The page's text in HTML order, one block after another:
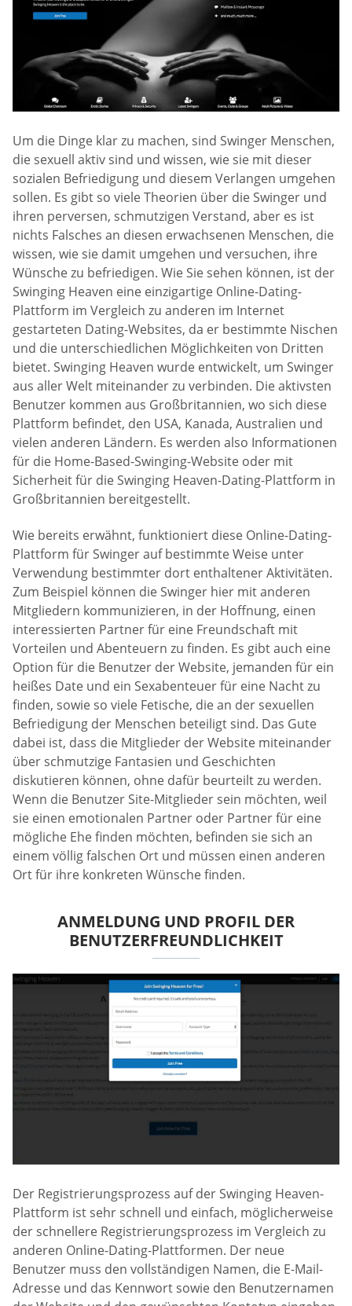
Um die Dinge klar zu machen, sind Swinger Menschen,
die sexuell aktiv sind und wissen, wie sie mit dieser
sozialen Befriedigung und diesem Verlangen umgehen
sollen. Es gibt so viele Theorien über die Swinger und
ihren perversen, schmutzigen Verstand, aber es ist
nichts Falsches an diesen erwachsenen Menschen, die
wissen, wie sie damit umgehen und versuchen, ihre
Wünsche zu befriedigen. Wie Sie sehen können, ist der
Swinging Heaven eine einzigartige Online-Dating-
Plattform im Vergleich zu anderen im Internet
gestarteten Dating-Websites, da er bestimmte Nischen
und die unterschiedlichen Möglichkeiten von Dritten
bietet. Swinging Heaven wurde entwickelt, um Swinger
aus aller Welt miteinander zu verbinden. Die aktivsten
Benutzer kommen aus Großbritannien, wo sich diese
Plattform befindet, den USA, Kanada, Australien und
vielen anderen Ländern. Es werden also Informationen
für die Home-Based-Swinging-Website oder mit
Sicherheit für die Swinging Heaven-Dating-Plattform in
Großbritannien bereitgestellt.
Wie bereits erwähnt, funktioniert diese Online-Dating-
Plattform für Swinger auf bestimmte Weise unter
Verwendung bestimmter dort enthaltener Aktivitäten.
Zum Beispiel können die Swinger hier mit anderen
Mitgliedern kommunizieren, in der Hoffnung, einen
interessierten Partner für eine Freundschaft mit
Vorteilen und Abenteuern zu finden. Es gibt auch eine
Option für die Benutzer der Website, jemanden für ein
heißes Date und ein Sexabenteuer für eine Nacht zu
finden, sowie so viele Fetische, die an der sexuellen
Befriedigung der Menschen beteiligt sind. Das Gute
dabei ist, dass die Mitglieder der Website miteinander
über schmutzige Fantasien und Geschichten
diskutieren können, ohne dafür beurteilt zu werden.
Wenn die Benutzer Site-Mitglieder sein möchten, weil
sie einen emotionalen Partner oder Partner für eine
mögliche Ehe finden möchten, befinden sie sich an
einem völlig falschen Ort und müssen einen anderen
Ort für ihre konkreten Wünsche finden.
ANMELDUNG UND PROFIL DER
BENUTZERFREUNDLICHKEIT
Der Registrierungsprozess auf der Swinging Heaven-
Plattform ist sehr schnell und einfach, möglicherweise
der schnellere Registrierungsprozess im Vergleich zu
anderen Online-Dating-Plattformen. Der neue
Benutzer muss den vollständigen Namen, die E-Mail-
Adresse und das Kennwort sowie den Benutzernamen